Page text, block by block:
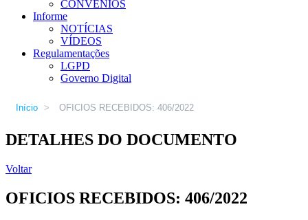
CONVÊNIOS
Informe
NOTÍCIAS
VÍDEOS
Regulamentações
LGPD
Governo Digital
Início > OFICIOS RECEBIDOS: 406/2022
DETALHES DO DOCUMENTO
Voltar
OFICIOS RECEBIDOS: 406/2022